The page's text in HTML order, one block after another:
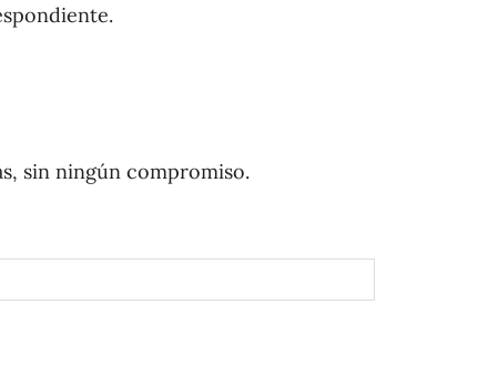
sin ningún compromiso.